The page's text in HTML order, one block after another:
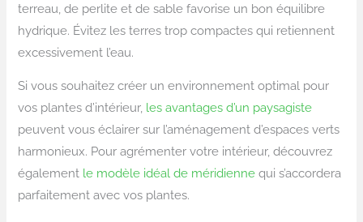
terreau, de perlite et de sable favorise un bon équilibre
hydrique. Évitez les terres trop compactes qui retiennent
excessivement l’eau.
Si vous souhaitez créer un environnement optimal pour
vos plantes d’intérieur, les avantages d’un paysagiste
peuvent vous éclairer sur l’aménagement d’espaces verts
harmonieux. Pour agrémenter votre intérieur, découvrez
également le modèle idéal de méridienne qui s’accordera
parfaitement avec vos plantes.